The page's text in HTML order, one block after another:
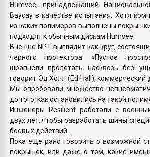
Humvee, принадлежащий
Ваусау в качестве испытания. Хотя
из каких полимеров выполнены
подходят к обычным дискам Humvee.
Внешне NPT выглядит как круг,
черного протектора. «Пустое
шрапнели пролетать насквозь без
говорит Эд Холл (Ed Hall), коммерческий
Мы опробовали множество
до того, как остановились на такой
Инженеры Resilient работали с
двух лет, чтобы разработать шины
боевых действий.
Пока еще рано говорить о возможной
покрышек, или даже о том, какие